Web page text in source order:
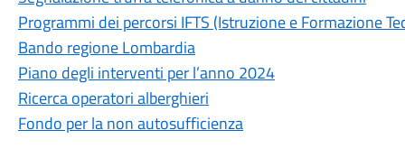
Programmi dei percorsi IFTS (Istruzione e Formazione
Bando regione Lombardia
Piano degli interventi per l’anno 2024
Ricerca operatori alberghieri
Fondo per la non autosufficienza